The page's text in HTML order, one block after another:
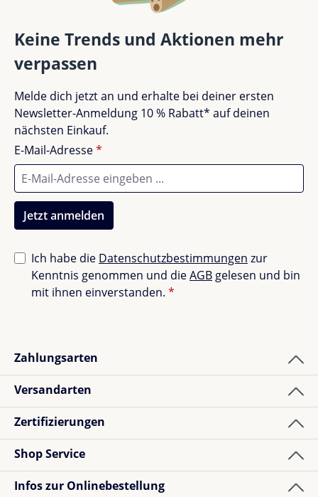
Akzeptierbar (0)
Unbefriedigend (0) 0%
Bewerte dieses Produkt!
Teile deine Erfahrungen mit anderen Kunden.
Bewertungen nur in der aktuellen Sprache anzeigen.
2Bewertungen
Christian E.
Verified buyer
Sehr angenehmer und professioneller Service.
Gerne wieder.
Keine Trends und Aktionen mehr
verpassen
Melde dich jetzt an und erhalte bei deiner ersten
Newsletter-Anmeldung 10 % Rabatt* auf deinen
nächsten Einkauf.
E-Mail-Adresse*
Jetzt anmelden
Ich habe die Datenschutzbestimmungen zur
Kenntnis genommen und dieAGB gelesen und bin
mit ihnen einverstanden. *
Zahlungsarten
Versandarten
Zertifizierungen
Shop Service
Infos zur Onlinebestellung